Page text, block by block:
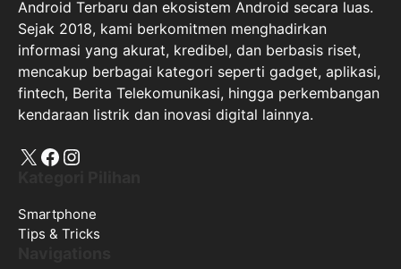
Android Terbaru dan ekosistem Android secara luas.
Sejak 2018, kami berkomitmen menghadirkan
informasi yang akurat, kredibel, dan berbasis riset,
mencakup berbagai kategori seperti gadget, aplikasi,
fintech, Berita Telekomunikasi, hingga perkembangan
kendaraan listrik dan inovasi digital lainnya.
X Facebook
Instagram
Smartphone
Tips & Tricks